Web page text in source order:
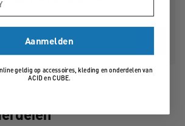
Aanmelden
geldig op accessoires, kleding en onderdelen van
ACID en CUBE.